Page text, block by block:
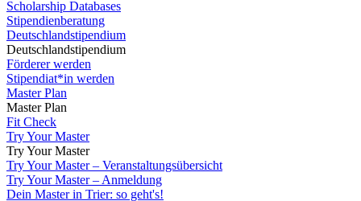
Scholarship Databases
Stipendienberatung
Deutschlandstipendium
Deutschlandstipendium
Förderer werden
Stipendiat*in werden
Master Plan
Master Plan
Fit Check
Try Your Master
Try Your Master
Try Your Master – Veranstaltungsübersicht
Try Your Master – Anmeldung
Dein Master in Trier: so geht's!